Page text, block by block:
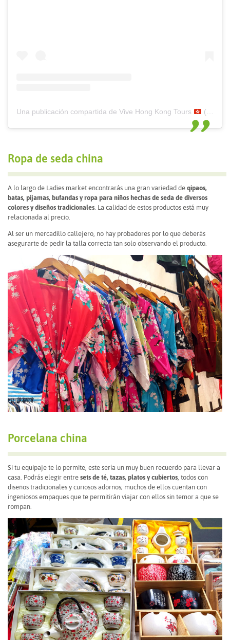
Una publicación compartida de Vive Hong Kong Tours (@vivehongkong)
Ropa de seda china
A lo largo de Ladies market encontrarás una gran variedad de qipaos,
batas, pijamas, bufandas y ropa para niños hechas de seda de diversos
colores y diseños tradicionales. La calidad de estos productos está muy
relacionada al precio.
Al ser un mercadillo callejero, no hay probadores por lo que deberás
asegurarte de pedir la talla correcta tan solo observando el producto.
Porcelana china
Si tu equipaje te lo permite, este sería un muy buen recuerdo para llevar a
casa. Podrás elegir entre sets de té, tazas, platos y cubiertos, todos con
diseños tradicionales y curiosos adornos; muchos de ellos cuentan con
ingeniosos empaques que te permitirán viajar con ellos sin temor a que se
rompan.